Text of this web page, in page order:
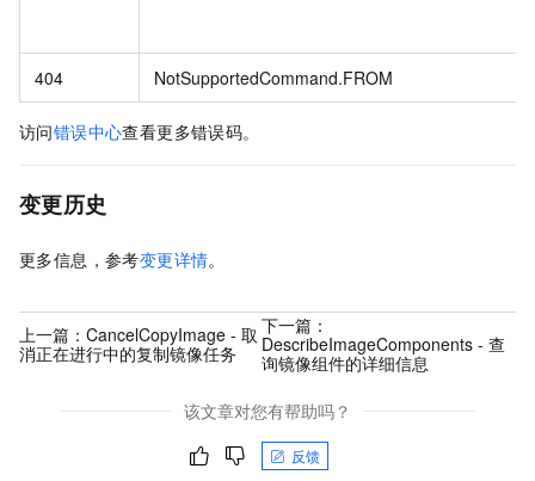
404 NotSupportedCommand.FROM
访问错误中心查看更多错误码。
变更历史
更多信息，参考变更详情。
上一篇： CancelCopyImage - 取
消正在进行中的复制镜像任务
下一篇：
DescribeImageComponents - 查
询镜像组件的详细信息
该文章对您有帮助吗？
反馈